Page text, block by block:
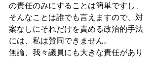
の責任のみにすることは簡単ですし、
そんなことは誰でも言えますので、対
案なしにそれだけを責める政治的手法
には、私は賛同できません。
無論、我々議員にも大きな責任があり